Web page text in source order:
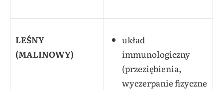
LEŚNY
(MALINOWY)
układ
immunologiczny
(przeziębienia,
wyczerpanie fizyczne